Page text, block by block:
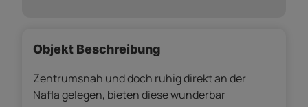
Objekt Beschreibung
Zentrumsnah und doch ruhig direkt an der
Nafla gelegen, bieten diese wunderbar